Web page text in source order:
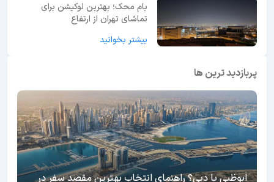
بام محک؛ بهترین لوکیشن برای
تماشای تهران از ارتفاع
بیشتر بخوانید
پربازدید ترین ها
ابوظبی یا دبی؟ راهنمای انتخاب بهترین مقصد سفر در